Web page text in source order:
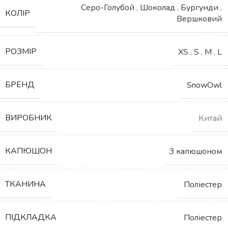
КОЛІР Серо-Голубой , Шоколад , Бургунди ,
Вершковий
РОЗМІР XS , S , M , L
БРЕНД SnowOwl
ВИРОБНИК Китай
КАПЮШОН З капюшоном
ТКАНИНА Поліестер
ПІДКЛАДКА Поліестер